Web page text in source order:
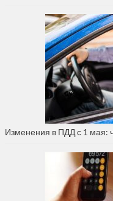
Изменения в ПДД с 1 мая: